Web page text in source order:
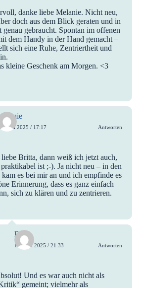
danke liebe Melanie. Nicht neu,
doch aus dem Blick geraten und in
genau gebraucht. Spontan im offenen
dem Handy in der Hand gemacht –
sich eine Ruhe, Zentriertheit und
kleine Geschenk am Morgen. <3
Juni 2025 / 17:17 Antworten
Britta, dann weiß ich jetzt auch,
praktikabel ist ;-). Ja nicht neu – in den
es bei mir an und ich empfinde es
Erinnerung, dass es ganz einfach
sich zu klären und zu zentrieren.
Britta
15. Juni 2025 / 21:33 Antworten
Und es war auch nicht als
gemeint; vielmehr als